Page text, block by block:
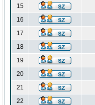
15
16
17
18
19
20
21
22